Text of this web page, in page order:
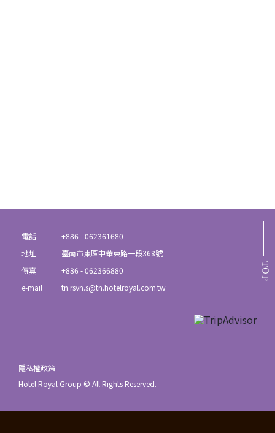
TOP
電話
+886 - 062361680
地址
臺南市東區中華東路一段368號
傳真
+886 - 062366880
e-mail
tn.rsvn.s@tn.hotelroyal.com.tw
隱私權政策
Hotel Royal Group © All Rights Reserved.